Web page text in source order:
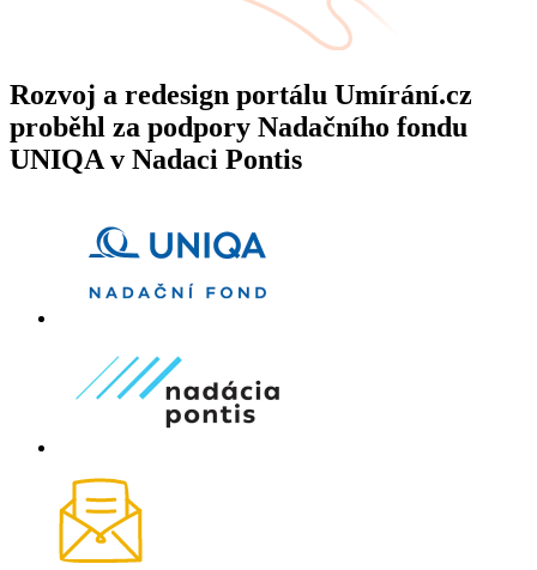
Rozvoj a redesign portálu Umírání.cz
proběhl za podpory Nadačního fondu
UNIQA v Nadaci Pontis